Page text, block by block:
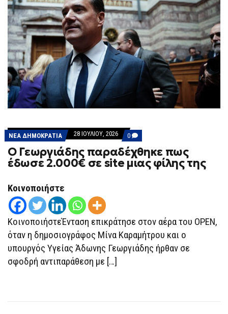
ΝΕΑ ΔΗΜΟΚΡΑΤΙΑ 28 ΙΟΥΛΊΟΥ, 2026 0 COMMENTS
ON
Ο
ΓΕΩΡΓΙΆΔΗΣ
ΠΑΡΑΔΈΧΘΗΚΕ
ΦΊΛΗΣ
ΤΗΣ
Ο Γεωργιάδης παραδέχθηκε πως
έδωσε 2.000€ σε site μιας φίλης της
Κοινοποιήστε
ΚοινοποιήστεΈνταση επικράτησε στον αέρα του OPEN,
όταν η δημοσιογράφος Μίνα Καραμήτρου και ο
υπουργός Υγείας Άδωνης Γεωργιάδης ήρθαν σε
σφοδρή αντιπαράθεση με […]